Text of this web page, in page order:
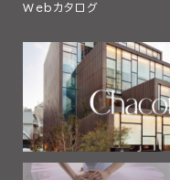
Webカタログ